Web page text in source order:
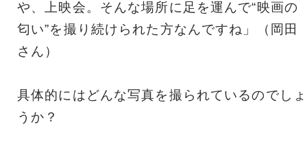
や、上映会。そんな場所に足を運んで“映画の
匂い”を撮り続けられた方なんですね」（岡田
さん）
具体的にはどんな写真を撮られているのでしょ
うか？